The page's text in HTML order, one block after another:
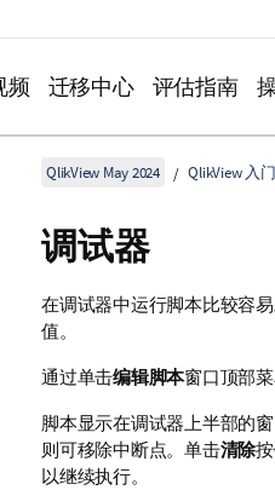
频 迁移中心 评估指南
QlikView May 2024 QlikView 入门
调试器
在调试器中运行脚本比较容
值。
通过单击编辑脚本窗口顶部
脚本显示在调试器上半部的
则可移除中断点。单击清除
以继续执行。